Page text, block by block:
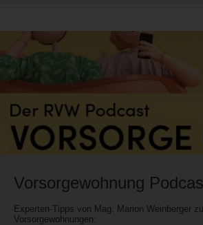
Vorsorgewohnung
Experten-Tipps von Mag. Marion Weinberger
Vorsorgewohnungen: